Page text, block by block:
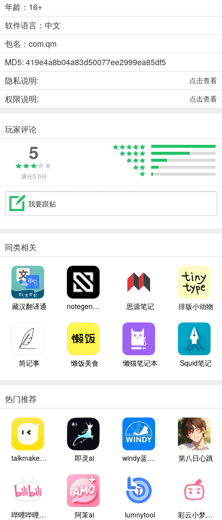
年龄：16+
软件语言：中文
包名：com.qm
MD5: 419e4a8b04a83d50077ee2999ea85df5
隐私说明:
点击查看
权限说明: 点击查看
玩家评论
5
满分5.0分
我要跟贴
同类相关
藏汉翻译通 notegen笔记 思源笔记 排版小动物
简记事 懒饭美食 懒猫笔记本 Squid笔记
热门推荐
talkmaker中文版 即灵ai windy蓝色气象 第八日心跳
哔哩哔哩白色版 阿茉ai lumnytool 彩云小梦国际版